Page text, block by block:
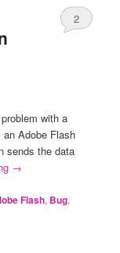
2
with a
Adobe Flash
sends the data
→
Flash, Bug,